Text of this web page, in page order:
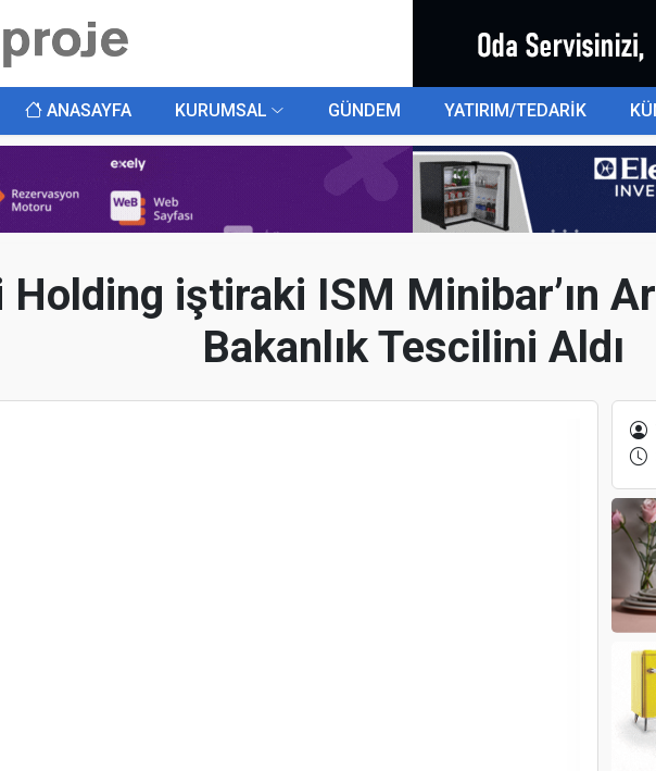
ANASAYFA KURUMSAL GÜNDEM YATIRIM/TEDARİK
Holding iştiraki ISM Minibar’ın
Bakanlık Tescilini Aldı